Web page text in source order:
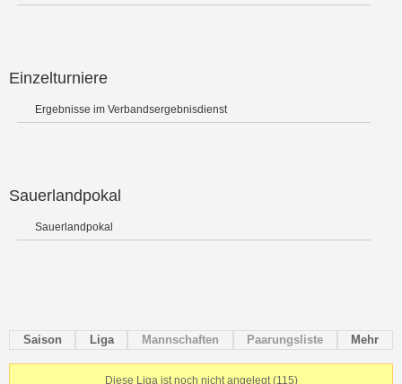
Einzelturniere
Ergebnisse im Verbandsergebnisdienst
Sauerlandpokal
Sauerlandpokal
Saison Liga Mannschaften Paarungsliste Mehr
Diese Liga ist noch nicht angelegt (115)